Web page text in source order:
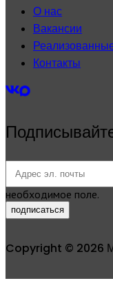
О нас
Вакансии
Контакты
необходимое поле.
подписаться
Copyright © 2026